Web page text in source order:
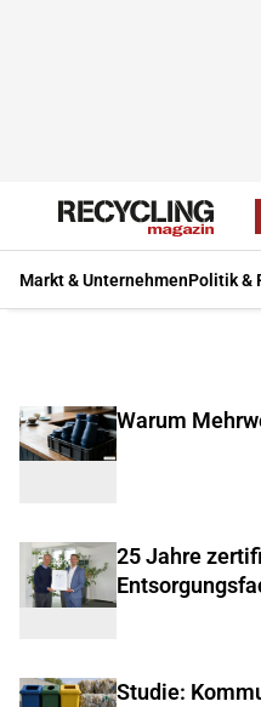
Markt & UnternehmenPolitik &
Warum
25 Jahre
Studie: